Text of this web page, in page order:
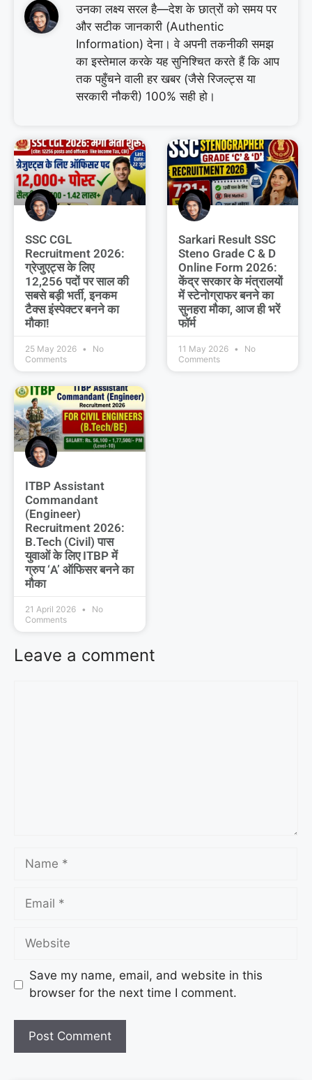
उनका लक्ष्य सरल है—देश के छात्रों को समय पर
और सटीक जानकारी (Authentic
Information) देना। वे अपनी तकनीकी समझ
का इस्तेमाल करके यह सुनिश्चित करते हैं कि आप
तक पहुँचने वाली हर खबर (जैसे रिजल्ट्स या
सरकारी नौकरी) 100% सही हो।
SSC CGL
Recruitment 2026:
ग्रेजुएट्स के लिए
12,256 पदों पर साल की
सबसे बड़ी भर्ती, इनकम
टैक्स इंस्पेक्टर बनने का
मौका!
25 May 2026
No
Comments
Sarkari Result SSC
Steno Grade C & D
Online Form 2026:
केंद्र सरकार के मंत्रालयों
में स्टेनोग्राफर बनने का
सुनहरा मौका, आज ही भरें
फॉर्म
11 May 2026
No
Comments
ITBP Assistant
Commandant
(Engineer)
Recruitment 2026:
B.Tech (Civil) पास
युवाओं के लिए ITBP में
ग्रुप ‘A’ ऑफिसर बनने का
मौका
21 April 2026
No
Comments
Leave a comment
Save my name, email, and website in this
browser for the next time I comment.